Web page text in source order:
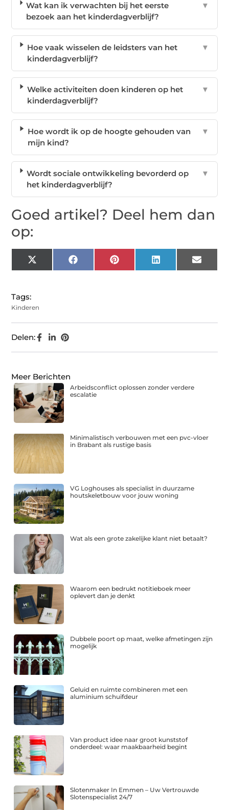
Wat kan ik verwachten bij het eerste
bezoek aan het kinderdagverblijf?
▼
Hoe vaak wisselen de leidsters van het
kinderdagverblijf?
▼
Welke activiteiten doen kinderen op het
kinderdagverblijf?
▼
Hoe wordt ik op de hoogte gehouden van
mijn kind?
▼
Wordt sociale ontwikkeling bevorderd op
het kinderdagverblijf?
▼
Goed artikel? Deel hem dan
op:
X
(Twitter)
Facebook Pinterest LinkedIn Email
Tags:
Kinderen
Delen:
Meer Berichten
Arbeidsconflict oplossen zonder verdere
escalatie
Minimalistisch verbouwen met een pvc-vloer
in Brabant als rustige basis
VG Loghouses als specialist in duurzame
houtskeletbouw voor jouw woning
Wat als een grote zakelijke klant niet betaalt?
Waarom een bedrukt notitieboek meer
oplevert dan je denkt
Dubbele poort op maat, welke afmetingen zijn
mogelijk
Geluid en ruimte combineren met een
aluminium schuifdeur
Van product idee naar groot kunststof
onderdeel: waar maakbaarheid begint
Slotenmaker In Emmen – Uw Vertrouwde
Slotenspecialist 24/7